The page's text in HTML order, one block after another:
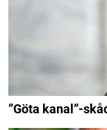
”Göta kanal”-